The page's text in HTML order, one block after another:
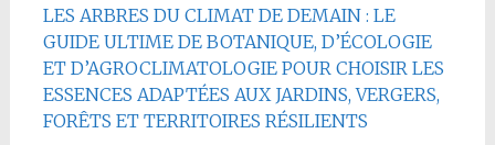
LES ARBRES DU CLIMAT DE DEMAIN : LE
GUIDE ULTIME DE BOTANIQUE, D’ÉCOLOGIE
ET D’AGROCLIMATOLOGIE POUR CHOISIR LES
ESSENCES ADAPTÉES AUX JARDINS, VERGERS,
FORÊTS ET TERRITOIRES RÉSILIENTS